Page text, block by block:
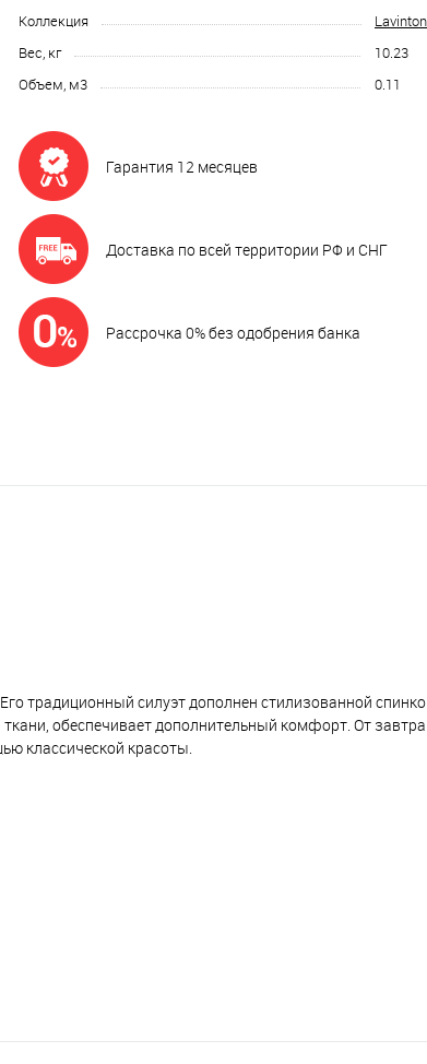
Коллекция
Lavinton
Вес, кг
10.23
Объем, м3
0.11
Гарантия 12 месяцев
Доставка по всей территории РФ и СНГ
Рассрочка 0% без одобрения банка
традиционный силуэт дополнен стилизованной
обеспечивает дополнительный комфорт. От
классической красоты.